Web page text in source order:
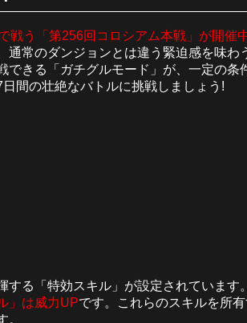
う「第256回コロシアム本戦」が開催中
通常のダンジョンとは違う緊迫感を味わ
きる「ガチグルモード」が、一定の条
間の壮絶なバトルに挑戦しましょう!
する「特効スキル」が設定されています
」は威力UPです。これらのスキルを所
。